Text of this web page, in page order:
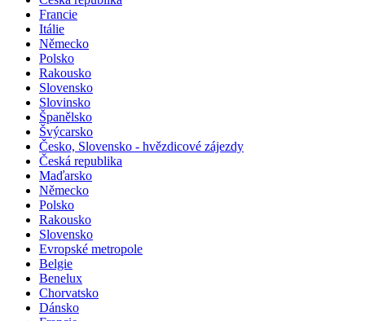
Francie
Itálie
Německo
Polsko
Rakousko
Slovensko
Slovinsko
Španělsko
Švýcarsko
Česko, Slovensko - hvězdicové zájezdy
Česká republika
Maďarsko
Německo
Polsko
Rakousko
Slovensko
Evropské metropole
Belgie
Benelux
Chorvatsko
Dánsko